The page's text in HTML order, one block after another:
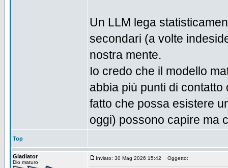
Un LLM lega
secondari (a volte
nostra mente.
Io credo che il modello
abbia più punti di
fatto che possa esistere
oggi) possono capire ma
Top
Gladiator
Dio maturo
Inviato: 30 Mag 2026 15:42 Oggetto: